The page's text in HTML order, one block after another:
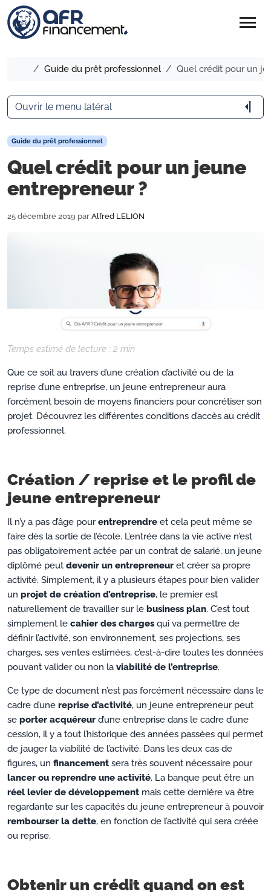
menu
Accueil
Guide du prêt professionnel Quel crédit pour un
Guide du prêt professionnel
Quel crédit pour un jeune
entrepreneur ?
25 décembre 2019 par Alfred LELION
Temps estimé de lecture : 2 min
Que ce soit au travers d’une création d’activité ou de la
reprise d’une entreprise, un jeune entrepreneur aura
forcément besoin de moyens financiers pour concrétiser son
projet. Découvrez les différentes conditions d’accès au crédit
professionnel.
Création / reprise et le profil de
jeune entrepreneur
Il n’y a pas d’âge pourentreprendre et cela peut même se
faire dès la sortie de l’école. L’entrée dans la vie active n’est
pas obligatoirement actée par un contrat de salarié, un jeune
diplômé peut devenir un entrepreneur et créer sa propre
activité. Simplement, il y a plusieurs étapes pour bien valider
un projet de création d’entreprise, le premier est
naturellement de travailler sur le business plan. C’est tout
simplement le cahier des charges qui va permettre de
définir l’activité, son environnement, ses projections, ses
charges, ses ventes estimées, c’est-à-dire toutes les données
pouvant valider ou non la viabilité de l’entreprise.
Ce type de document n’est pas forcément nécessaire dans le
cadre d’une reprise d’activité, un jeune entrepreneur peut
se porter acquéreur d’une entreprise dans le cadre d’une
cession, il y a tout l’historique des années passées qui permet
de jauger la viabilité de l’activité. Dans les deux cas de
figures, un financement sera très souvent nécessaire pour
lancer ou reprendre une activité. La banque peut être un
réel levier de développement mais cette dernière va être
regardante sur les capacités du jeune entrepreneur à pouvoir
rembourser la dette, en fonction de l’activité qui sera créée
ou reprise.
Obtenir un crédit quand on est
Ouvrir le menu latéral arrow_menu_close